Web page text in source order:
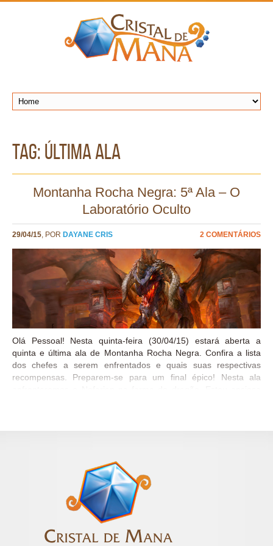
TAG: última ala
Montanha Rocha Negra: 5ª Ala – O
Laboratório Oculto
29/04/15, POR DAYANE CRIS 2 COMENTÁRIOS
Olá Pessoal! Nesta quinta-feira (30/04/15) estará aberta a
quinta e última ala de Montanha Rocha Negra. Confira a lista
dos chefes a serem enfrentados e quais suas respectivas
recompensas. Preparem-se para um final épico! Nesta ala
Onyxia Feiticeiro Draconiano RECOMPENSA DA ALA Nefarian
DESAFIO DE CLASSE CLASSE RECOMPENSA PALADINO
Vigília Solene Então é isso pessoal! Essas são as informações
para a quinta e última ala de Montanha Rocha Negra. Assim
que possível faremos um guia dos decks que utilizamos para
enfrentar os chefes desta ala no modo heroico. <3 Aguardemos
por uma próxima expansão! Parece que há rumores de sair